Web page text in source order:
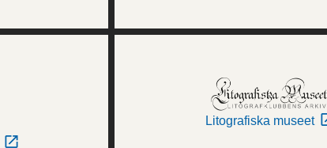
Litografiska museet